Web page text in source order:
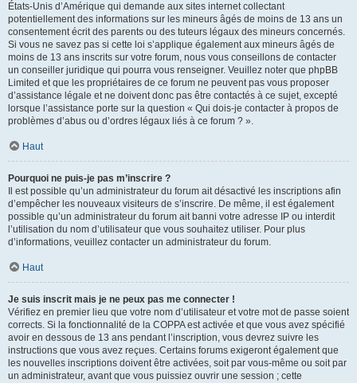
États-Unis d’Amérique qui demande aux sites internet collectant
potentiellement des informations sur les mineurs âgés de moins de 13 ans un
consentement écrit des parents ou des tuteurs légaux des mineurs concernés.
Si vous ne savez pas si cette loi s’applique également aux mineurs âgés de
moins de 13 ans inscrits sur votre forum, nous vous conseillons de contacter
un conseiller juridique qui pourra vous renseigner. Veuillez noter que phpBB
Limited et que les propriétaires de ce forum ne peuvent pas vous proposer
d’assistance légale et ne doivent donc pas être contactés à ce sujet, excepté
lorsque l’assistance porte sur la question « Qui dois-je contacter à propos de
problèmes d’abus ou d’ordres légaux liés à ce forum ? ».
Haut
Pourquoi ne puis-je pas m’inscrire ?
Il est possible qu’un administrateur du forum ait désactivé les inscriptions afin
d’empêcher les nouveaux visiteurs de s’inscrire. De même, il est également
possible qu’un administrateur du forum ait banni votre adresse IP ou interdit
l’utilisation du nom d’utilisateur que vous souhaitez utiliser. Pour plus
d’informations, veuillez contacter un administrateur du forum.
Haut
Je suis inscrit mais je ne peux pas me connecter !
Vérifiez en premier lieu que votre nom d’utilisateur et votre mot de passe soient
corrects. Si la fonctionnalité de la COPPA est activée et que vous avez spécifié
avoir en dessous de 13 ans pendant l’inscription, vous devrez suivre les
instructions que vous avez reçues. Certains forums exigeront également que
les nouvelles inscriptions doivent être activées, soit par vous-même ou soit par
un administrateur, avant que vous puissiez ouvrir une session ; cette